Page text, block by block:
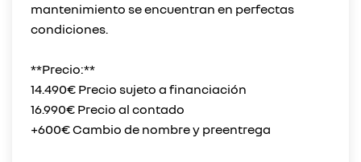
mantenimiento se encuentran en perfectas
condiciones.
**Precio:**
14.490€ Precio sujeto a financiación
16.990€ Precio al contado
+600€ Cambio de nombre y preentrega